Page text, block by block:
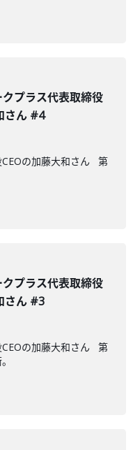
プラス代表取締役
さん #4
の加藤大和さん 第
プラス代表取締役
さん #3
の加藤大和さん 第